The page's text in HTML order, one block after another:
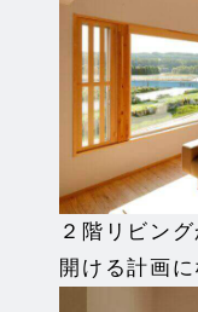
２階リビン
開ける計画に